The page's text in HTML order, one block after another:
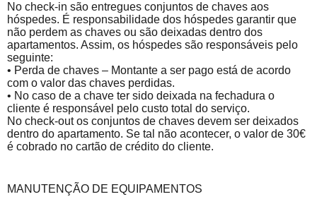
No check-in são entregues conjuntos de chaves aos
hóspedes. É responsabilidade dos hóspedes garantir que
não perdem as chaves ou são deixadas dentro dos
apartamentos. Assim, os hóspedes são responsáveis pelo
seguinte:
• Perda de chaves – Montante a ser pago está de acordo
com o valor das chaves perdidas.
• No caso de a chave ter sido deixada na fechadura o
cliente é responsável pelo custo total do serviço.
No check-out os conjuntos de chaves devem ser deixados
dentro do apartamento. Se tal não acontecer, o valor de 30€
é cobrado no cartão de crédito do cliente.
MANUTENÇÃO DE EQUIPAMENTOS